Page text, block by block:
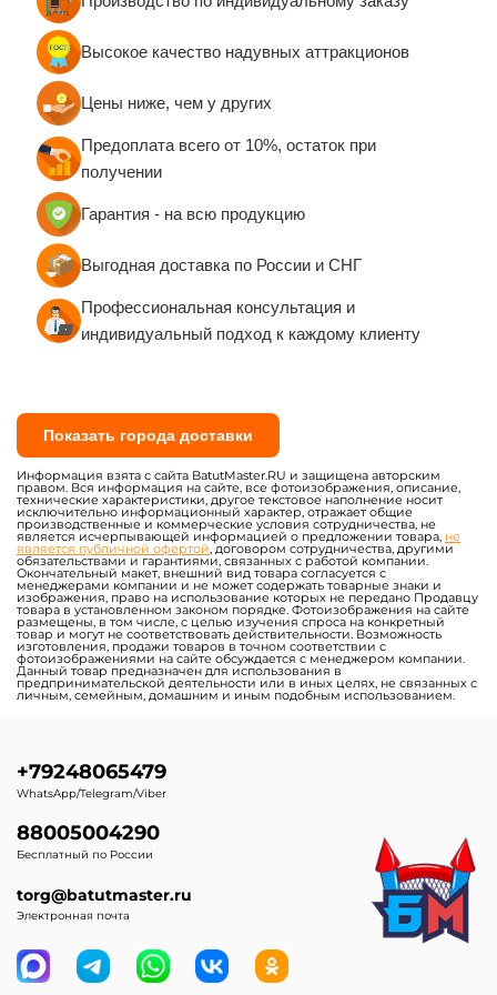
Руководства по эксплуатации и техническому
Санитарно-эпидемиологические заключения
(СЭЗ)
Вся продукция изготавливается по ГОСТу с
обеспечением 100% постановки на учёт в
Гостехнадзоре.
Высокое качество надувных аттракционов
Цены ниже, чем у других
Предоплата всего от 10%, остаток при
получении
Гарантия - на всю продукцию
Выгодная доставка по России и СНГ
Профессиональная консультация и
индивидуальный подход к каждому клиенту
Показать города доставки
Информация взята с сайта BatutMaster.RU и защищена авторским
правом. Вся информация на сайте, все фотоизображения, описание,
технические характеристики, другое текстовое наполнение носит
исключительно информационный характер, отражает общие
производственные и коммерческие условия сотрудничества, не
является исчерпывающей информацией о предложении товара, не
является публичной офертой, договором сотрудничества, другими
обязательствами и гарантиями, связанных с работой компании.
Окончательный макет, внешний вид товара согласуется с
менеджерами компании и не может содержать товарные знаки и
изображения, право на использование которых не передано Продавцу
товара в установленном законом порядке. Фотоизображения на сайте
размещены, в том числе, с целью изучения спроса на конкретный
товар и могут не соответствовать действительности. Возможность
изготовления, продажи товаров в точном соответствии с
фотоизображениями на сайте обсуждается с менеджером компании.
Данный товар предназначен для использования в
предпринимательской деятельности или в иных целях, не связанных с
личным, семейным, домашним и иным подобным использованием.
+79248065479
WhatsApp/Telegram/Viber
88005004290
Бесплатный по России
torg@batutmaster.ru
Электронная почта